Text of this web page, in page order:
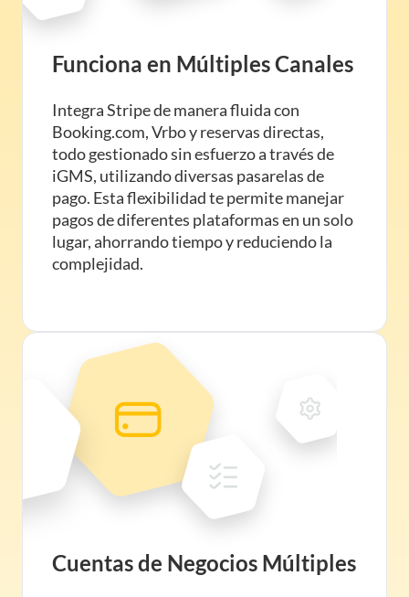
Funciona en Múltiples Canales
Integra Stripe de manera fluida con
Booking.com, Vrbo y reservas directas,
todo gestionado sin esfuerzo a través de
iGMS, utilizando diversas pasarelas de
pago. Esta flexibilidad te permite manejar
pagos de diferentes plataformas en un solo
lugar, ahorrando tiempo y reduciendo la
complejidad.
Cuentas de Negocios Múltiples